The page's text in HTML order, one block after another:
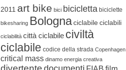
2011 art bike bici bicicletta biciclette
bikesharing Bolognaciclabile ciclabili
ciclabilità città ciclabile civiltà
ciclabile codice della strada Copenhagen
critical mass dinamo energia creativa